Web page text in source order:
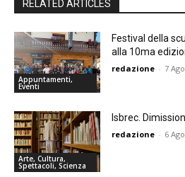
RELATED ARTICLES
Appuntamenti,
Eventi
Festival della
alla 10ma
redazione - 7
Arte, Cultura,
Spettacoli, Scienza
Isbrec.
redazione - 6